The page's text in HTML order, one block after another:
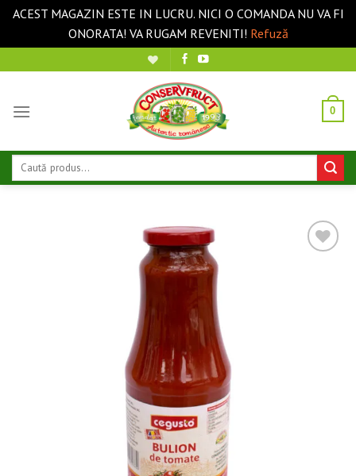
ACEST MAGAZIN ESTE IN LUCRU. NICI O COMANDA NU VA FI
ONORATA! VA RUGAM REVENITI! Refuză
0
Caută
după: